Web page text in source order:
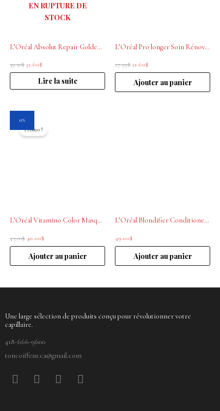
EN RUPTURE DE
STOCK
L’Oréal Absolut Repair Golden Masque cheveux secs et abimés 250ml
39.50$31.60$
Lire la suite
L’Oréal Pro longer Soin Rénovateur de longueurs 200ml
27.99$21.60$
Ajouter au panier
11%
Promo !
L’Oréal Vitamino Color Masque professionnel 250ml
45.00$
initial
40.00$
actuel
Ajouter au panier
L’Oréal Blondifier Conditioner restaurateur et illuminateur 500ml
49.00$
Ajouter au panier
Une large sélection de produits conçu pour révolutionner votre
capillaire.
418-666-9600
toncoiffeur.ca@gmail.com
F
a
P
i
Y
o
I
n